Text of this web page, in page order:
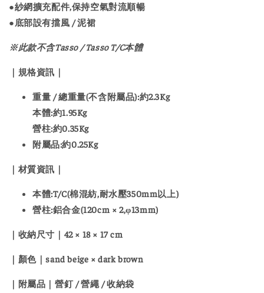
●紗網擴充配件,保持空氣對流順暢
●底部設有擋風 / 泥裙
※此款不含Tasso / Tasso T/C本體
｜規格資訊｜
重量 / 總重量(不含附屬品):約2.3Kg
本體:約1.95Kg
營柱:約0.35Kg
附屬品:約0.25Kg
｜材質資訊｜
本體:T/C(棉混紡,耐水壓350mm以上)
營柱:鋁合金(120cm × 2,φ13mm)
｜收納尺寸｜ 42 × 18 × 17 cm
｜顏色｜sand beige × dark brown
｜附屬品｜ 營釘 / 營繩 / 收納袋